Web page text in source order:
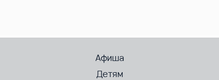
Афиша
Детям